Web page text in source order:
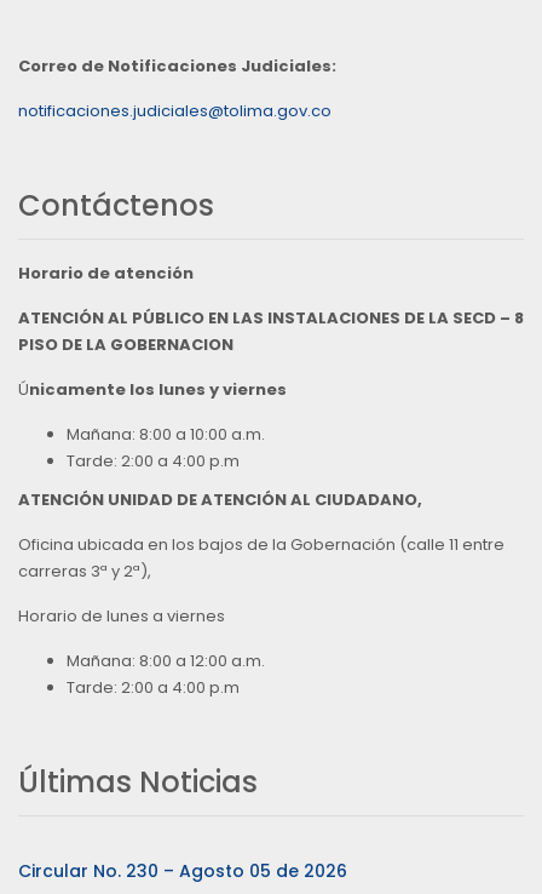
Correo de Notificaciones Judiciales:
notificaciones.judiciales@tolima.gov.co
Contáctenos
Horario de atención
ATENCIÓN AL PÚBLICO EN LAS INSTALACIONES DE LA SECD – 8
PISO DE LA GOBERNACION
Únicamente los lunes y viernes
Mañana: 8:00 a 10:00 a.m.
Tarde: 2:00 a 4:00 p.m
ATENCIÓN UNIDAD DE ATENCIÓN AL CIUDADANO,
Oficina ubicada en los bajos de la Gobernación (calle 11 entre
carreras 3ª y 2ª),
Horario de lunes a viernes
Mañana: 8:00 a 12:00 a.m.
Tarde: 2:00 a 4:00 p.m
Últimas Noticias
Circular No. 230 – Agosto 05 de 2026